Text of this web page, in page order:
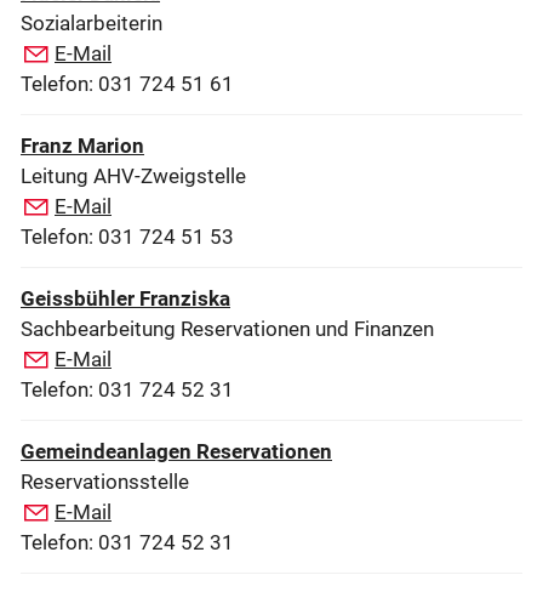
Sozialarbeiterin
E-Mail
Telefon: 031 724 51 61
Franz Marion
Leitung AHV-Zweigstelle
E-Mail
Telefon: 031 724 51 53
Geissbühler Franziska
Sachbearbeitung Reservationen und Finanzen
E-Mail
Telefon: 031 724 52 31
Gemeindeanlagen Reservationen
Reservationsstelle
E-Mail
Telefon: 031 724 52 31